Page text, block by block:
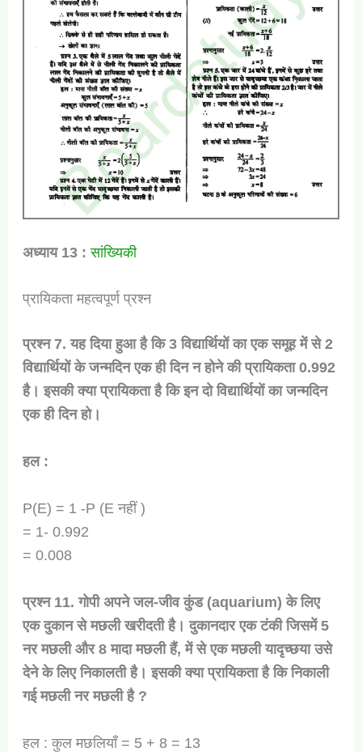
अध्याय 13 : सांख्यिकी
प्रायिकता महत्वपूर्ण प्रश्न
प्रश्न 7. यह दिया हुआ है कि 3 विद्यार्थियों का एक समूह में से 2
विद्यार्थियों के जन्मदिन एक ही दिन न होने की प्रायिकता 0.992
है। इसकी क्या प्रायिकता है कि इन दो विद्यार्थियों का जन्मदिन
एक ही दिन हो।
हल :
P(E) = 1 -P (E नहीं )
= 1- 0.992
= 0.008
प्रश्न 11. गोपी अपने जल-जीव कुंड (aquarium) के लिए
एक दुकान से मछली खरीदती है। दुकानदार एक टंकी जिसमें 5
नर मछली और 8 मादा मछली हैं, में से एक मछली यादृच्छया उसे
देने के लिए निकालती है। इसकी क्या प्रायिकता है कि निकाली
गई मछली नर मछली है ?
हल : कुल मछलियाँ = 5 + 8 = 13